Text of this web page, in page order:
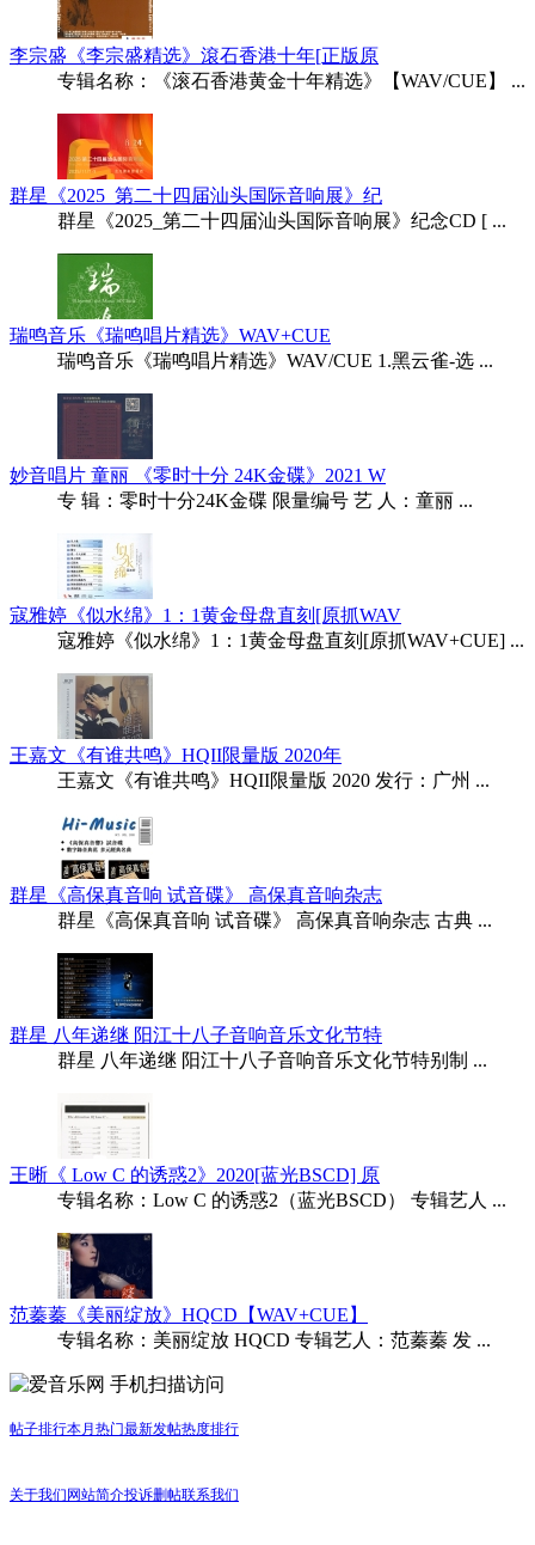
李宗盛《李宗盛精选》滾石香港十年[正版原
专辑名称：《滚石香港黄金十年精选》【WAV/CUE】 ...
群星《2025_第二十四届汕头国际音响展》纪
群星《2025_第二十四届汕头国际音响展》纪念CD [ ...
瑞鸣音乐《瑞鸣唱片精选》WAV+CUE
瑞鸣音乐《瑞鸣唱片精选》WAV/CUE 1.黑云雀-选 ...
妙音唱片 童丽 《零时十分 24K金碟》2021 W
专 辑：零时十分24K金碟 限量编号 艺 人：童丽 ...
寇雅婷《似水绵》1：1黄金母盘直刻[原抓WAV
寇雅婷《似水绵》1：1黄金母盘直刻[原抓WAV+CUE] ...
王嘉文《有谁共鸣》HQII限量版 2020年
王嘉文《有谁共鸣》HQII限量版 2020 发行：广州 ...
群星《高保真音响 试音碟》 高保真音响杂志
群星《高保真音响 试音碟》 高保真音响杂志 古典 ...
群星 八年递继 阳江十八子音响音乐文化节特
群星 八年递继 阳江十八子音响音乐文化节特别制 ...
王晰《 Low C 的诱惑2》2020[蓝光BSCD] 原
专辑名称：Low C 的诱惑2（蓝光BSCD） 专辑艺人 ...
范蓁蓁《美丽绽放》HQCD【WAV+CUE】
专辑名称：美丽绽放 HQCD 专辑艺人：范蓁蓁 发 ...
手机扫描访问
帖子排行本月热门最新发帖热度排行
关于我们 网站简介投诉删帖联系我们